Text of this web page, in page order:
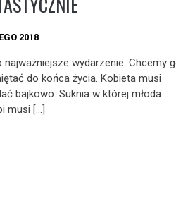
2018
najważniejsze wydarzenie. Chcemy
do końca życia. Kobieta musi
bajkowo. Suknia w której młoda
musi […]